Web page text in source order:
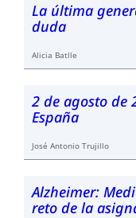
La última
duda
Alicia Batlle
2 de agosto de
España
José Antonio Trujillo
Alzheimer:
reto de la